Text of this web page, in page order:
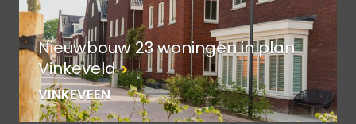
Nieuwbouw 23 woningen in plan
Vinkeveld
VINKEVEEN